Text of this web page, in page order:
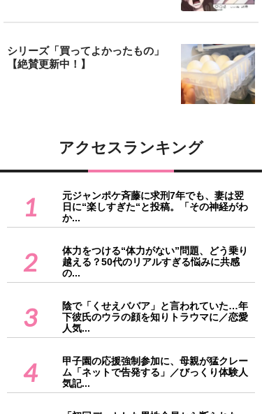
シリーズ「買ってよかったもの」
【絶賛更新中！】
アクセスランキング
1
元ジャンポケ斉藤に求刑7年でも、妻は翌
日に“楽しすぎた“と投稿。「その神経がわ
か...
2
体力をつける“体力がない”問題、どう乗り
越える？50代のリアルすぎる悩みに共感
の...
3
陰で「くせえババア」と言われていた…年
下彼氏のウラの顔を知りトラウマに／恋愛
人気...
4
甲子園の応援強制参加に、母親が猛クレー
ム「ネットで告発する」／びっくり体験人
気記...